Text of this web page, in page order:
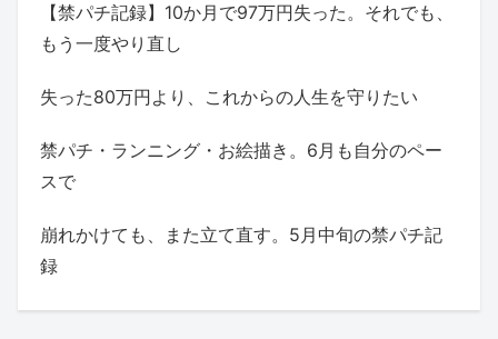
【禁パチ記録】10か月で97万円失った。それでも、
もう一度やり直し
失った80万円より、これからの人生を守りたい
禁パチ・ランニング・お絵描き。6月も自分のペー
スで
崩れかけても、また立て直す。5月中旬の禁パチ記
録